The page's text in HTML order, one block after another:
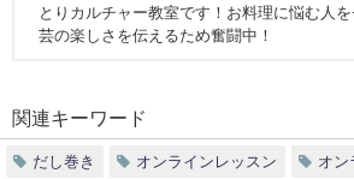
とりカルチャー教室です！お料理に悩む人
芸の楽しさを伝えるため奮闘中！
関連キーワード
だし巻き オンラインレッスン オン